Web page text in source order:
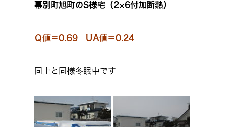
幕別町旭町のS様宅（2×6付加断熱）
Ｑ値＝0.69 UA値＝0.24
同上と同様冬眠中です